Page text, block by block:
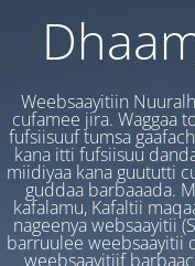
Weebsaayitiin
cufamee jira. Waggaa
fufsiisuuf tumsa
kana itti fufsiisuu
miidiyaa kana guututti
guddaa barbaaada.
kafalamu, Kafaltii
nageenya websaayitii
barruulee weebsaayitii
weebsaayitiif